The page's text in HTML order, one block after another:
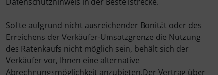
Sollte aufgrund nicht ausreichender Bonität oder des
Erreichens der Verkäufer-Umsatzgrenze die Nutzung
des Ratenkaufs nicht möglich sein, behält sich der
Verkäufer vor, Ihnen eine alternative
Abrechnungsmöglichkeit anzubieten.Der Vertrag über